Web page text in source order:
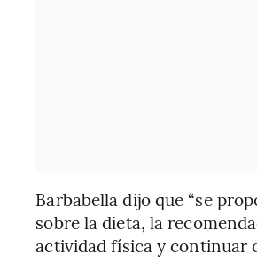
Barbabella dijo que “se
sobre la dieta, la
actividad física y continuar